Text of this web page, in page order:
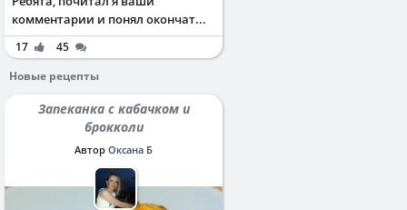
комментарии и понял окончат...
17
45
Новые рецепты
Запеканка с кабачком и
брокколи
Автор Оксана Б